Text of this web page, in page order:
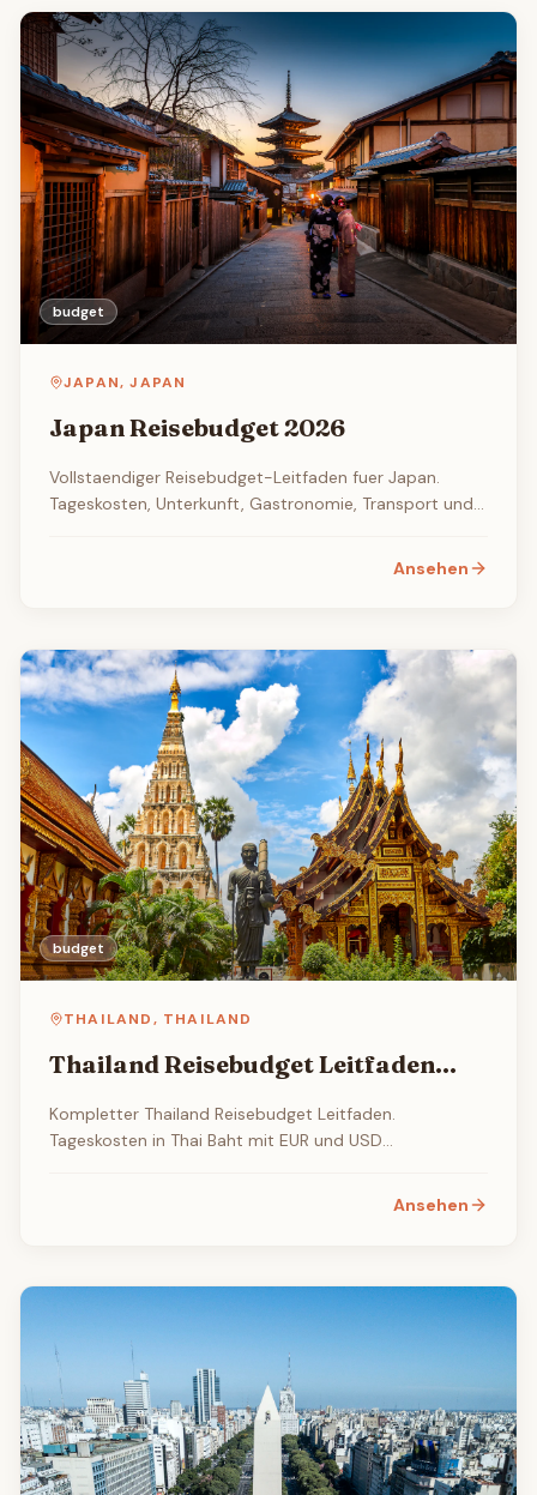
budget
JAPAN,JAPAN
Japan Reisebudget 2026
Vollstaendiger Reisebudget-Leitfaden fuer Japan.
Tageskosten, Unterkunft, Gastronomie, Transport und
Ansehen
budget
THAILAND, THAILAND
Thailand Reisebudget Leitfaden
Kompletter Thailand Reisebudget Leitfaden.
Tageskosten in Thai Baht mit EUR und USD
Ansehen